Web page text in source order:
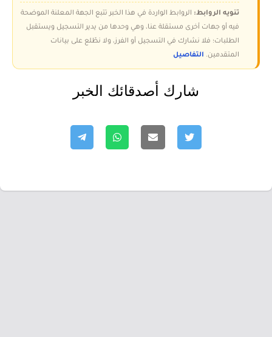
تنويه الروابط: الروابط الواردة في هذا الخبر تتبع الجهة المعلنة الموضحة
فيه أو جهات أخرى مستقلة عنا، وهي وحدها من يدير التسجيل ويستقبل
الطلبات؛ فلا نشارك في التسجيل أو الفرز، ولا نطّلع على بيانات
المتقدمين. التفاصيل
شارك أصدقائك الخبر